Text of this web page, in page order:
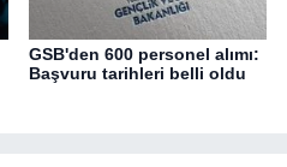
GSB'den 600 personel alımı:
Başvuru tarihleri belli oldu